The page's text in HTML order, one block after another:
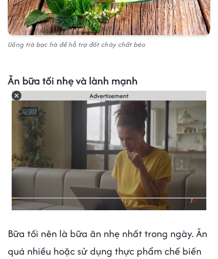
Uống trà bạc hà để hỗ trợ đốt cháy chất béo
Ăn bữa tối nhẹ và lành mạnh
Advertisement
Bữa tối nên là bữa ăn nhẹ nhất trong ngày. Ăn
quá nhiều hoặc sử dụng thực phẩm chế biến